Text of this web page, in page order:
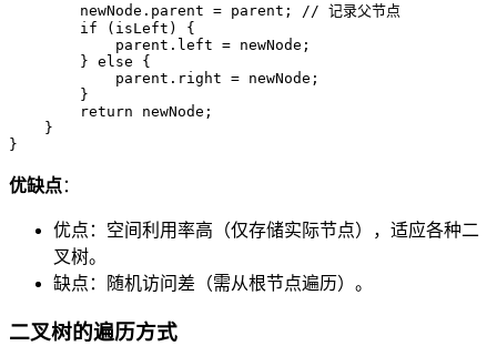
        newNode.parent = parent;
// 记录父节点
if (isLeft) {
            parent.left = newNode;
        }
else {
            parent.right = newNode;
        }
return newNode;
    }
}
优缺点：
优点：空间利用率高（仅存储实际节点），适应各种二
叉树。
缺点：随机访问差（需从根节点遍历）。
二叉树的遍历方式